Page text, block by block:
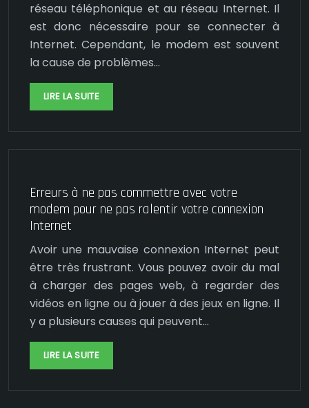
réseau téléphonique et au réseau Internet. Il
est donc nécessaire pour se connecter à
Internet. Cependant, le modem est souvent
la cause de problèmes…
LIRE LA SUITE
Erreurs à ne pas commettre avec votre
modem pour ne pas ralentir votre connexion
Internet
Avoir une mauvaise connexion Internet peut
être très frustrant. Vous pouvez avoir du mal
à charger des pages web, à regarder des
vidéos en ligne ou à jouer à des jeux en ligne. Il
y a plusieurs causes qui peuvent…
LIRE LA SUITE